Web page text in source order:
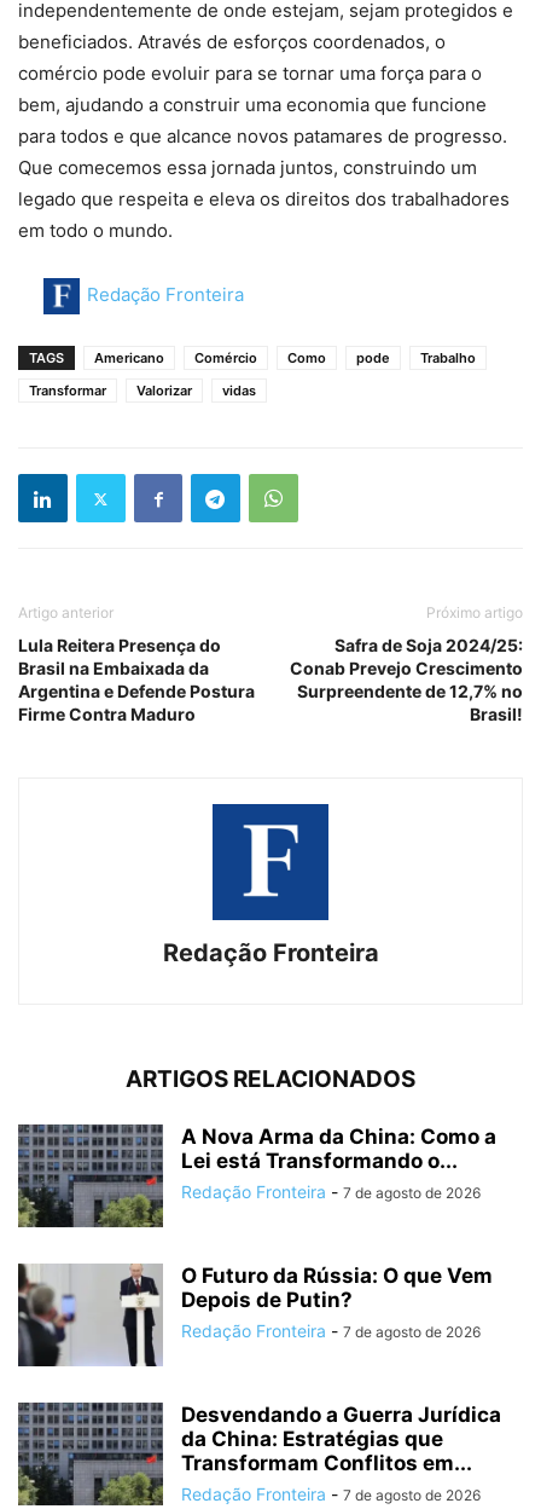
independentemente de onde estejam, sejam protegidos e
beneficiados. Através de esforços coordenados, o
comércio pode evoluir para se tornar uma força para o
bem, ajudando a construir uma economia que funcione
para todos e que alcance novos patamares de progresso.
Que comecemos essa jornada juntos, construindo um
legado que respeita e eleva os direitos dos trabalhadores
em todo o mundo.
Redação Fronteira
TAGS Americano Comércio Como pode
Trabalho
Transformar
Valorizar vidas
Artigo anterior
Lula Reitera Presença do
Brasil na Embaixada da
Argentina e Defende Postura
Firme Contra Maduro
Próximo artigo
Safra de Soja 2024/25:
Conab Prevejo Crescimento
Surpreendente de 12,7% no
Brasil!
Redação Fronteira
ARTIGOS RELACIONADOS
A Nova Arma da China: Como a
Lei está Transformando o...
Redação Fronteira - 7 de agosto de 2026
O Futuro da Rússia: O que Vem
Depois de Putin?
Redação Fronteira - 7 de agosto de 2026
Desvendando a Guerra Jurídica
da China: Estratégias que
Transformam Conflitos em...
Redação Fronteira - 7 de agosto de 2026